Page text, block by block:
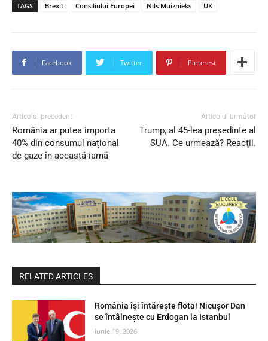
TAGS Brexit Consiliului Europei Nils Muiznieks UK
Facebook Twitter Pinterest
Articolul precedent
România ar putea importa
40% din consumul național
de gaze în această iarnă
Articolul următor
Trump, al 45-lea preşedinte al
SUA. Ce urmează? Reacţii.
RELATED ARTICLES
România își întărește flota! Nicușor Dan
se întâlnește cu Erdogan la Istanbul
iunie 19, 2026